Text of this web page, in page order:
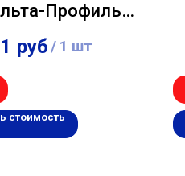
Профиль
Белый 3м
руб/ 1 шт
стоимость